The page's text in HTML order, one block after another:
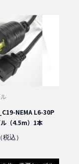
NEMA L6-30P
（4.5m）1本
込）